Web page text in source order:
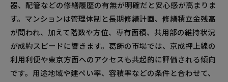
器、配管などの修繕履歴の有無が明確だと安心感が高まりま
す。マンションは管理体制と長期修繕計画、修繕積立金残高
が問われ、加えて階数や方位、専有面積、共用部の維持状況
が成約スピードに響きます。葛飾の市場では、京成押上線の
利用利便や東京方面へのアクセスも共起的に評価される傾向
です。用途地域や建ぺい率、容積率などの条件と合わせて、